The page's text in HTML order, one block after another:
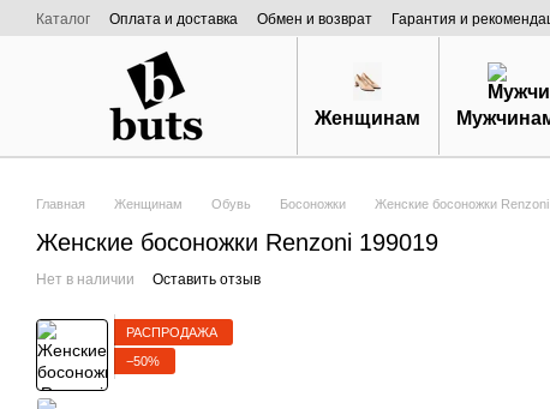
Перейти к основному контенту
Каталог Оплата и доставка Обмен и возврат Гарантия и
О нас
Женщинам
Главная Женщинам Обувь Босоножки Женские босоножки
Женские босоножки Renzoni 199019
Нет в наличии Оставить отзыв
РАСПРОДАЖА
−50%